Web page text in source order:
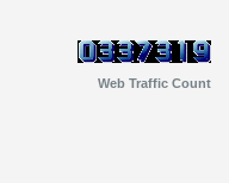
Web Traffic Count